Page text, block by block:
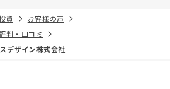
資
お客様の声
判・口コミ
デザイン株式会社